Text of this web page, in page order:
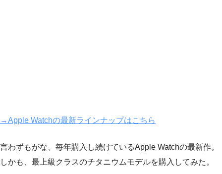
→Apple Watchの最新ラインナップはこちら
言わずもがな、毎年購入し続けているApple Watchの最新作。
しかも、最上級クラスのチタニウムモデルを購入してみた。